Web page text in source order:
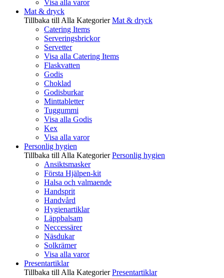
Visa alla varor
Mat & dryck
Tillbaka till Alla Kategorier Mat & dryck
Catering Items
Serveringsbrickor
Servetter
Visa alla Catering Items
Flaskvatten
Godis
Choklad
Godisburkar
Minttabletter
Tuggummi
Visa alla Godis
Kex
Visa alla varor
Personlig hygien
Tillbaka till Alla Kategorier Personlig hygien
Ansiktsmasker
Första Hjälpen-kit
Halsa och valmaende
Handsprit
Handvård
Hygienartiklar
Läppbalsam
Neccessärer
Näsdukar
Solkrämer
Visa alla varor
Presentartiklar
Tillbaka till Alla Kategorier Presentartiklar